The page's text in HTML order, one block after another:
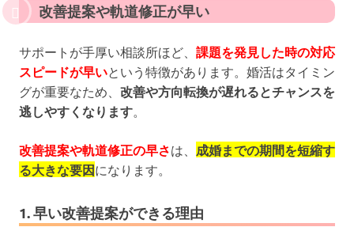
改善提案や軌道修正が早い
サポートが手厚い相談所ほど、 課題を発見した時の対応
スピードが早いという特徴があります。婚活はタイミン
グが重要なため、 改善や方向転換が遅れるとチャンスを
逃しやすくなります
改善提案や軌道修正の早さは、 成婚までの期間を短縮す
る大きな要因になります。
1. 早い改善提案ができる理由